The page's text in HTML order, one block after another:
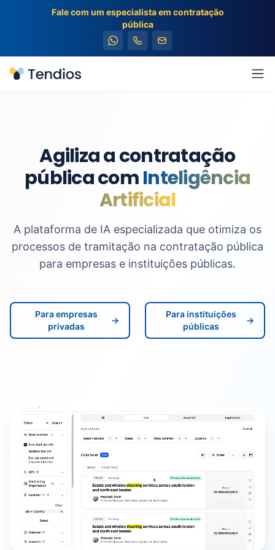
Fale com um especialista em contratação
pública
Tendios
Agiliza a contratação
pública comInteligência
Artificial
A plataforma de IA especializada que otimiza os
processos de tramitação na contratação pública
para empresas e instituições públicas.
Para empresas
privadas
→
Para instituições
públicas
→